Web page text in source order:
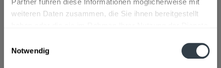
Partner führen diese Informationen möglicherweise mit
weiteren Daten zusammen, die Sie ihnen bereitgestellt
Notwendig
Beschreibung
"Wolters Märzen 20 x 0,5l"